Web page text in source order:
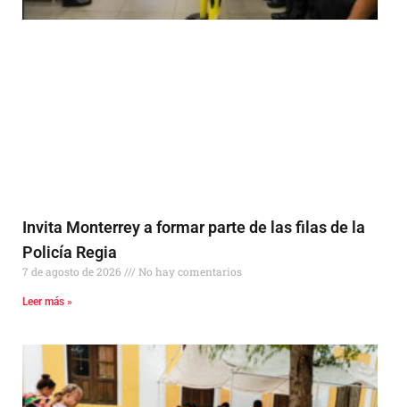
Invita Monterrey a formar parte de las filas de la
Policía Regia
7 de agosto de 2026 No hay comentarios
Leer más »